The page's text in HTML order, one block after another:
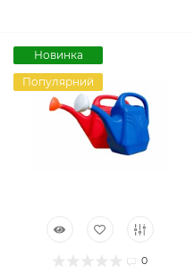
Новинка
Популярний
0